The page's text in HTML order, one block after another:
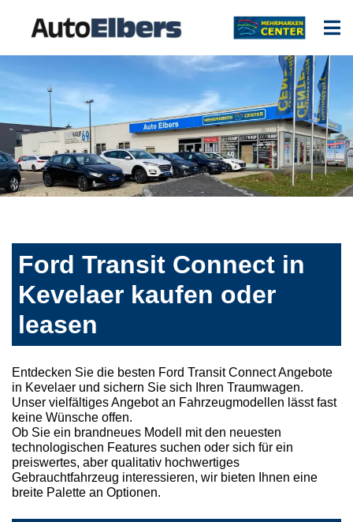
Ford Transit Connect in
Kevelaer kaufen oder
leasen
Entdecken Sie die besten Ford Transit Connect Angebote
in Kevelaer und sichern Sie sich Ihren Traumwagen.
Unser vielfältiges Angebot an Fahrzeugmodellen lässt fast
keine Wünsche offen.
Ob Sie ein brandneues Modell mit den neuesten
technologischen Features suchen oder sich für ein
preiswertes, aber qualitativ hochwertiges
Gebrauchtfahrzeug interessieren, wir bieten Ihnen eine
breite Palette an Optionen.